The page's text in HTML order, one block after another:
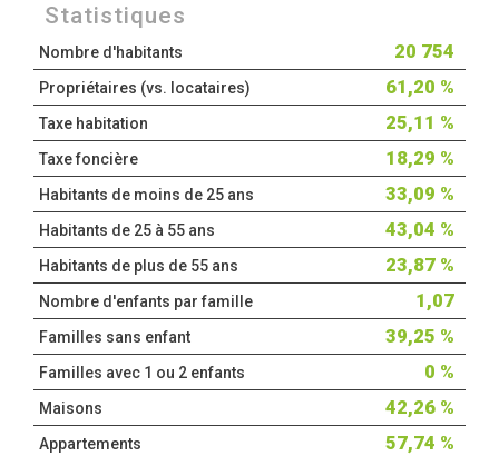
Statistiques
Nombre d'habitants 20 754
Propriétaires (vs. locataires) 61,20 %
Taxe habitation 25,11 %
Taxe foncière 18,29 %
Habitants de moins de 25 ans 33,09 %
Habitants de 25 à 55 ans 43,04 %
Habitants de plus de 55 ans 23,87 %
Nombre d'enfants par famille 1,07
Familles sans enfant 39,25 %
Familles avec 1 ou 2 enfants 0 %
Maisons 42,26 %
Appartements 57,74 %